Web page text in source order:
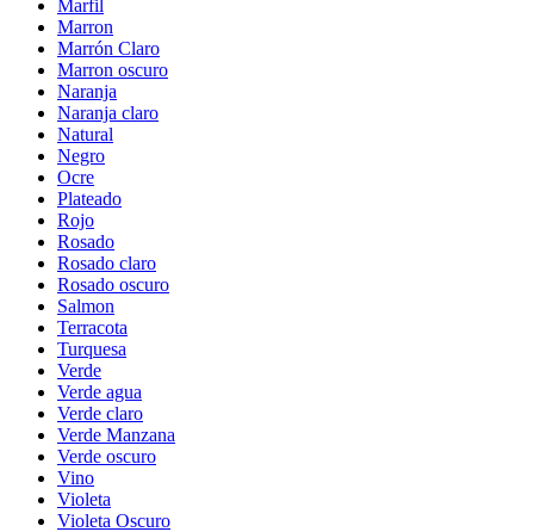
Marfil
Marron
Marrón Claro
Marron oscuro
Naranja
Naranja claro
Natural
Negro
Ocre
Plateado
Rojo
Rosado
Rosado claro
Rosado oscuro
Salmon
Terracota
Turquesa
Verde
Verde agua
Verde claro
Verde Manzana
Verde oscuro
Vino
Violeta
Violeta Oscuro